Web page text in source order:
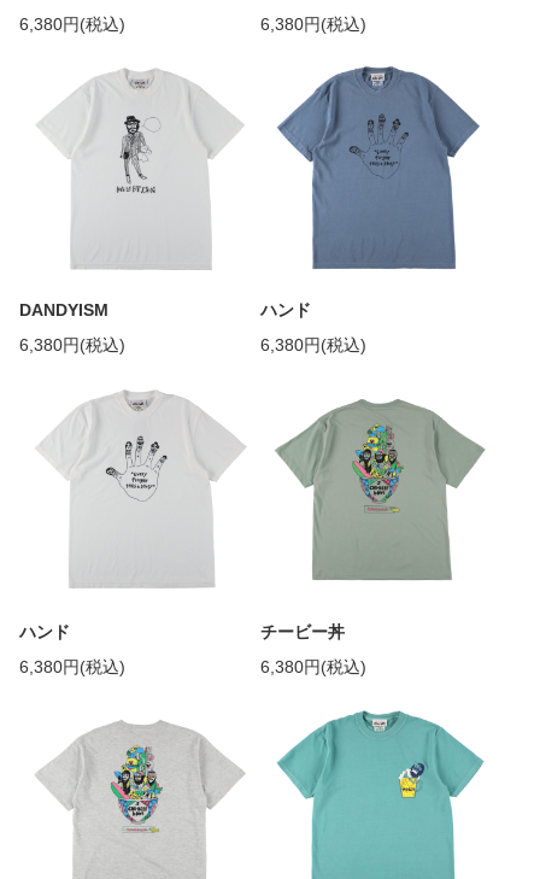
6,380円(税込)
6,380円(税込)
DANDYISM
6,380円(税込)
ハンド
6,380円(税込)
ハンド
6,380円(税込)
チービー丼
6,380円(税込)